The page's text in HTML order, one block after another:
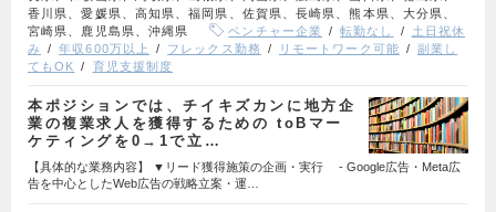
香川県、愛媛県、高知県、福岡県、佐賀県、長崎県、熊本県、大分県、
宮崎県、鹿児島県、沖縄県
ベンチャー企業 転勤なし
土日祝休
み
年収600万以上 フレックス勤務 リモートワーク可能
副業し
てもOK
育児支援制度
本ポジションでは、チイキズカンに地方企
業の複業求人を獲得するための toBマー
ケティングを0→1で立…
【具体的な業務内容】 ▼リード獲得施策の企画・実行 - Google広告・Meta広
告を中心としたWeb広告の戦略立案・運…